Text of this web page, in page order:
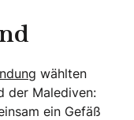
wählten
der Malediven:
ein Gefäß